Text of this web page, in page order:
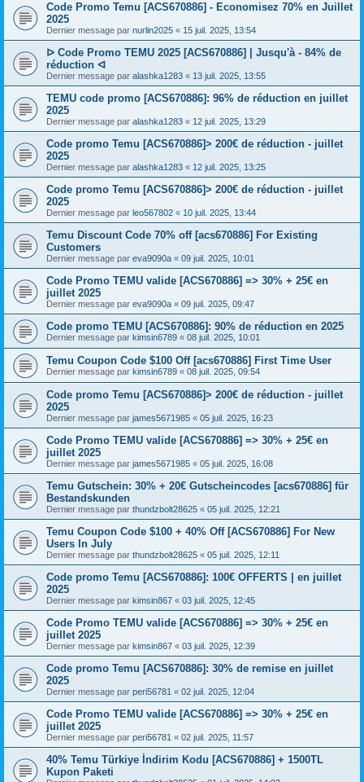
Code Promo Temu [ACS670886] - Economisez 70% en Juillet
2025
Dernier message par nurlin2025 « 15 juil. 2025, 13:54
ᐅ Code Promo TEMU 2025 [ACS670886] | Jusqu'à - 84% de
réduction ᐊ
Dernier message par alashka1283 « 13 juil. 2025, 13:55
TEMU code promo [ACS670886]: 96% de réduction en juillet
2025
Dernier message par alashka1283 « 12 juil. 2025, 13:29
Code promo Temu [ACS670886]> 200€ de réduction - juillet
2025
Dernier message par alashka1283 « 12 juil. 2025, 13:25
Code promo Temu [ACS670886]> 200€ de réduction - juillet
2025
Dernier message par leo567802 « 10 juil. 2025, 13:44
Temu Discount Code 70% off [acs670886] For Existing
Customers
Dernier message par eva9090a « 09 juil. 2025, 10:01
Code Promo TEMU valide [ACS670886] => 30% + 25€ en
juillet 2025
Dernier message par eva9090a « 09 juil. 2025, 09:47
Code promo TEMU [ACS670886]: 90% de réduction en 2025
Dernier message par kimsin6789 « 08 juil. 2025, 10:01
Temu Coupon Code $100 Off [acs670886] First Time User
Dernier message par kimsin6789 « 08 juil. 2025, 09:54
Code promo Temu [ACS670886]> 200€ de réduction - juillet
2025
Dernier message par james5671985 « 05 juil. 2025, 16:23
Code Promo TEMU valide [ACS670886] => 30% + 25€ en
juillet 2025
Dernier message par james5671985 « 05 juil. 2025, 16:08
Temu Gutschein: 30% + 20€ Gutscheincodes [acs670886] für
Bestandskunden
Dernier message par thundzbolt28625 « 05 juil. 2025, 12:21
Temu Coupon Code $100 + 40% Off [ACS670886] For New
Users In July
Dernier message par thundzbolt28625 « 05 juil. 2025, 12:11
Code promo Temu [ACS670886]: 100€ OFFERTS | en juillet
2025
Dernier message par kimsin867 « 03 juil. 2025, 12:45
Code Promo TEMU valide [ACS670886] => 30% + 25€ en
juillet 2025
Dernier message par kimsin867 « 03 juil. 2025, 12:39
Code promo Temu [ACS670886]: 30% de remise en juillet
2025
Dernier message par peri56781 « 02 juil. 2025, 12:04
Code Promo TEMU valide [ACS670886] => 30% + 25€ en
juillet 2025
Dernier message par peri56781 « 02 juil. 2025, 11:57
40% Temu Türkiye İndirim Kodu [ACS670886] + 1500TL
Kupon Paketi